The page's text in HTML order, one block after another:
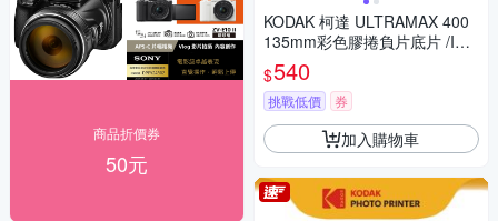
商品折價券
50元
KODAK 柯達 ULTRAMAX 400
135mm彩色膠捲負片底片 /ISO
400 36張
$540
挑戰低價 券
加入購物車